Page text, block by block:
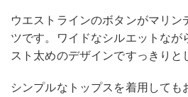
ウエストラインのボタンがマリン
ツです。ワイドなシルエットなが
スト太めのデザインですっきりと
シンプルなトップスを着用して